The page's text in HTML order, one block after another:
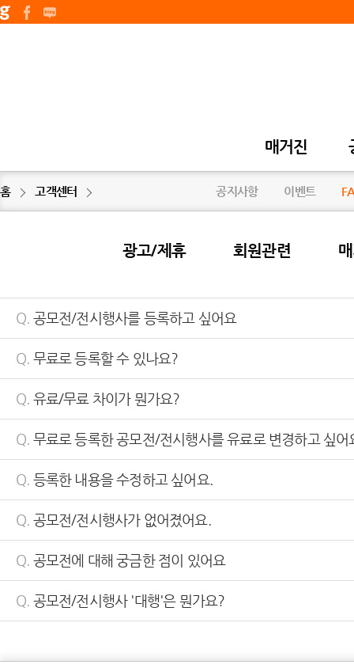
매거진
홈 고객센터 공지사항 이벤트
광고/제휴 회원관련
Q. 공모전/전시행사를 등록하고 싶어요
Q. 무료로 등록할 수 있나요?
Q. 유료/무료 차이가 뭔가요?
Q. 무료로 등록한 공모전/전시행사를 유료로 변경하고 싶어
Q. 등록한 내용을 수정하고 싶어요.
Q. 공모전/전시행사가 없어졌어요.
Q. 공모전에 대해 궁금한 점이 있어요
Q. 공모전/전시행사 '대행'은 뭔가요?